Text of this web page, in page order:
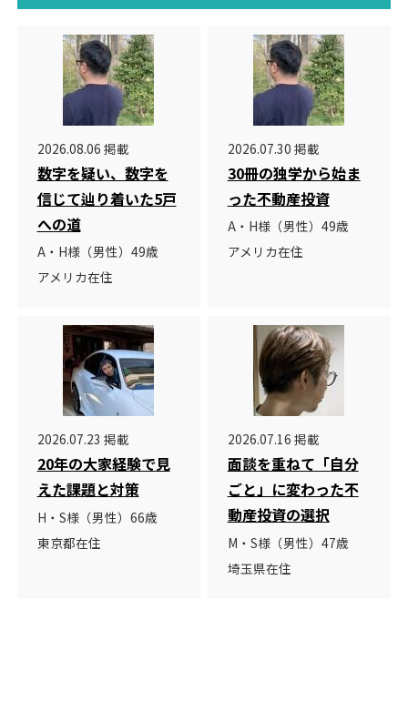
2026.08.06 掲載
数字を疑い、数字を
信じて辿り着いた5戸
への道
A・H様（男性）49歳
アメリカ在住
2026.07.30 掲載
30冊の独学から始ま
った不動産投資
A・H様（男性）49歳
アメリカ在住
2026.07.23 掲載
20年の大家経験で見
えた課題と対策
H・S様（男性）66歳
東京都在住
2026.07.16 掲載
面談を重ねて「自分
ごと」に変わった不
動産投資の選択
M・S様（男性）47歳
埼玉県在住